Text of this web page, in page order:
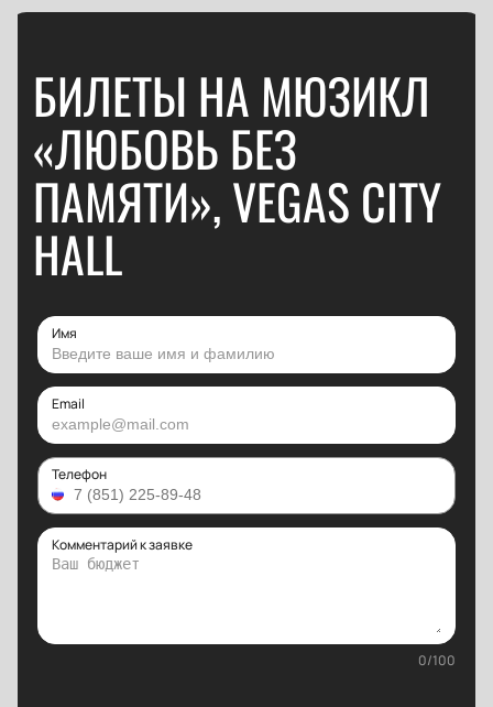
БИЛЕТЫ НА МЮЗИКЛ
«ЛЮБОВЬ БЕЗ
ПАМЯТИ», VEGAS CITY
HALL
Имя
Email
Телефон
Комментарий к заявке
0/100